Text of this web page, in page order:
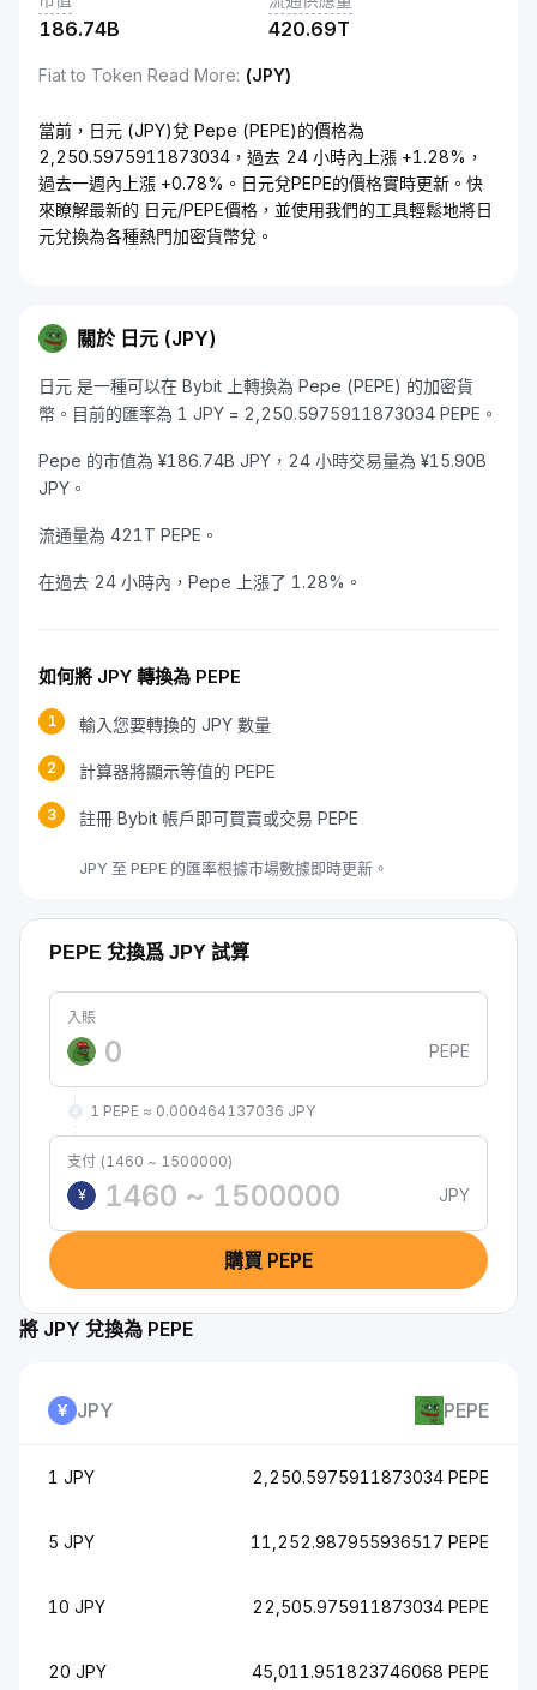
186.74B 420.69T
Fiat to Token Read More: (JPY)
當前，日元 (JPY)兌 Pepe (PEPE)的價格為
2,250.5975911873034，過去 24 小時內上漲 +1.28%，
過去一週內上漲 +0.78%。日元兌PEPE的價格實時更新。快
來瞭解最新的 日元/PEPE價格，並使用我們的工具輕鬆地將日
元兌換為各種熱門加密貨幣兌。
關於 日元 (JPY)
日元 是一種可以在 Bybit 上轉換為 Pepe (PEPE) 的加密貨
幣。目前的匯率為 1 JPY = 2,250.5975911873034 PEPE。
Pepe 的市值為 ¥186.74B JPY，24 小時交易量為 ¥15.90B
JPY。
流通量為 421T PEPE。
在過去 24 小時內，Pepe 上漲了 1.28%。
如何將 JPY 轉換為 PEPE
1 輸入您要轉換的 JPY 數量
2 計算器將顯示等值的 PEPE
3 註冊 Bybit 帳戶即可買賣或交易 PEPE
JPY 至 PEPE 的匯率根據市場數據即時更新。
PEPE 兌換爲 JPY 試算
入賬
PEPE
1 PEPE ≈ 0.000464137036 JPY
支付 (1460 ~ 1500000)
¥
JPY
購買 PEPE
將 JPY 兌換為 PEPE
JPY PEPE
1 JPY 2,250.5975911873034 PEPE
5 JPY 11,252.987955936517 PEPE
10 JPY 22,505.975911873034 PEPE
20 JPY 45,011.951823746068 PEPE